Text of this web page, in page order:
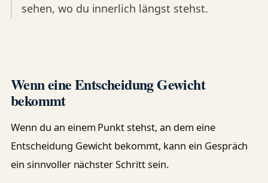
sehen, wo du innerlich längst stehst.
Wenn eine Entscheidung Gewicht
bekommt
Wenn du an einem Punkt stehst, an dem eine
Entscheidung Gewicht bekommt, kann ein Gespräch
ein sinnvoller nächster Schritt sein.